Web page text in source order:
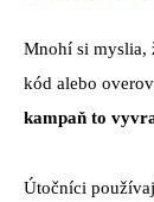
Mnohí si myslia,
kód alebo
kampaň to
Útočníci